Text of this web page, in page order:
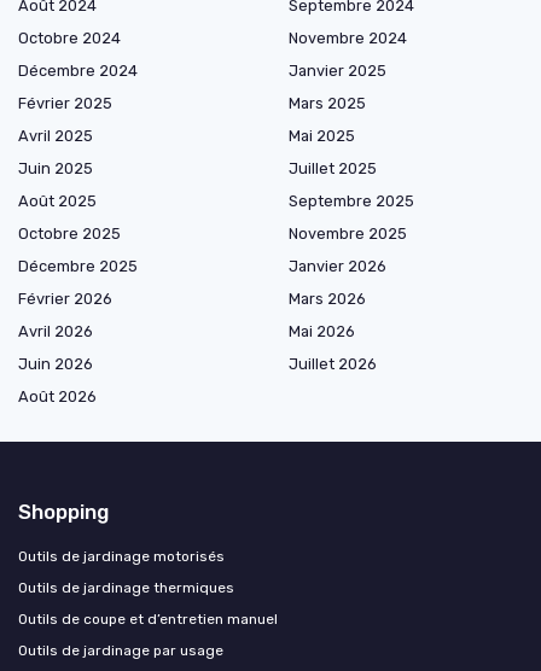
Août 2024
Septembre 2024
Octobre 2024
Novembre 2024
Décembre 2024
Janvier 2025
Février 2025
Mars 2025
Avril 2025
Mai 2025
Juin 2025
Juillet 2025
Août 2025
Septembre 2025
Octobre 2025
Novembre 2025
Décembre 2025
Janvier 2026
Février 2026
Mars 2026
Avril 2026
Mai 2026
Juin 2026
Juillet 2026
Août 2026
Shopping
Outils de jardinage motorisés
Outils de jardinage thermiques
Outils de coupe et d’entretien manuel
Outils de jardinage par usage